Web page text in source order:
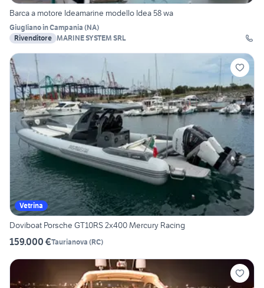
Barca a motore Ideamarine modello Idea 58 wa
Giugliano in Campania (NA)
Rivenditore MARINE SYSTEM SRL
Vetrina
Doviboat Porsche GT10RS 2x400 Mercury Racing
159.000 €Taurianova (RC)